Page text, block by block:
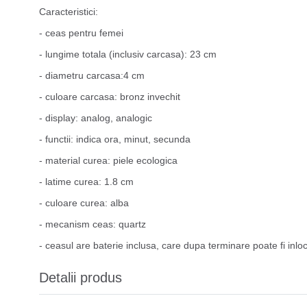
Caracteristici:
- ceas pentru femei
- lungime totala (inclusiv carcasa): 23 cm
- diametru carcasa:4 cm
- culoare carcasa: bronz invechit
- display: analog, analogic
- functii: indica ora, minut, secunda
- material curea: piele ecologica
- latime curea: 1.8 cm
- culoare curea: alba
- mecanism ceas: quartz
- ceasul are baterie inclusa, care dupa terminare poate fi
Detalii produs